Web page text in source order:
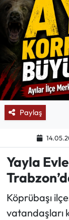
Paylaş
Yayla
Köprübaşı
vatandaşları
Röportaj
Manşet
Köşe
Karikatür
BIK
Spor
Ekonomi